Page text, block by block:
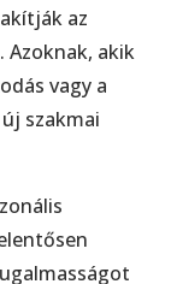
az
Azoknak, akik
vagy a
szakmai